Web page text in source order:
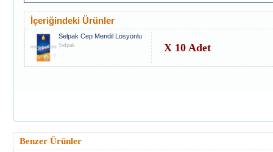
İçeriğindeki Ürünler
Selpak Cep Mendil Losyonlu
Selpak X 10 Adet
Benzer Ürünler